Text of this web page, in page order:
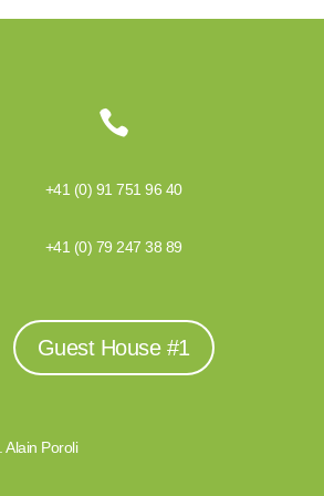

+41 (0) 91 751 96 40
+41 (0) 79 247 38 89
Guest House #1
Alain Poroli